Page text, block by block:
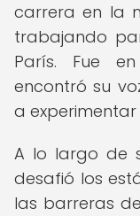
carrera en la
trabajando
París. Fue
encontró su
a experimentar
A lo largo de
desafió los
las barreras